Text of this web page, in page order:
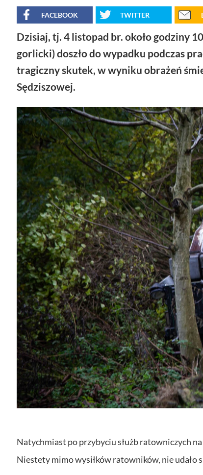
FACEBOOK TWITTER
Dzisiaj, tj. 4 listopad br. około godziny
gorlicki) doszło do wypadku podczas
tragiczny skutek, w wyniku obrażeń
Sędziszowej.
Natychmiast po przybyciu służb ratowniczych
Niestety mimo wysiłków ratowników, nie udało